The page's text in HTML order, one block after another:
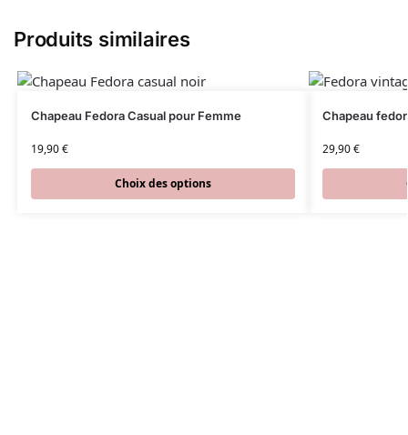
Produits similaires
Chapeau Fedora Casual pour Femme
19,90€
Choix des options
Chapeau
29,90€